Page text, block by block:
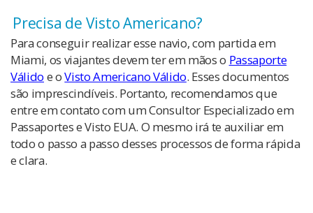
Precisa de Visto Americano?
Para conseguir realizar esse navio, com partida em
Miami, os viajantes devem ter em mãos o Passaporte
Válido e oVisto Americano Válido. Esses documentos
são imprescindíveis. Portanto, recomendamos que
entre em contato com um Consultor Especializado em
Passaportes e Visto EUA. O mesmo irá te auxiliar em
todo o passo a passo desses processos de forma rápida
e clara.